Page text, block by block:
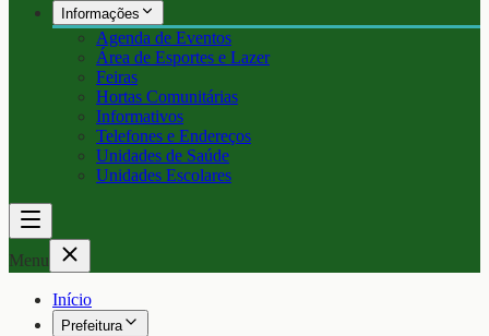
Informações
Agenda de Eventos
Área de Esportes e Lazer
Feiras
Hortas Comunitárias
Informativos
Telefones e Endereços
Unidades de Saúde
Unidades Escolares
Menu
Início
Prefeitura